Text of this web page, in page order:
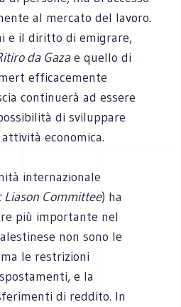
al mercato del lavoro.
e il diritto di emigrare,
da Gazae quello di
efficacemente
continuerà ad essere
di sviluppare
economica.
internazionale
Liason Committee) ha
più importante nel
non sono le
le restrizioni
e la
di reddito. In